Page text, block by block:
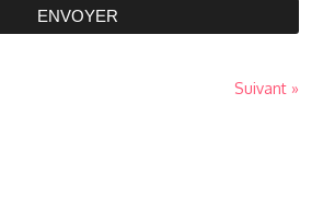
ENVOYER
Suivant »